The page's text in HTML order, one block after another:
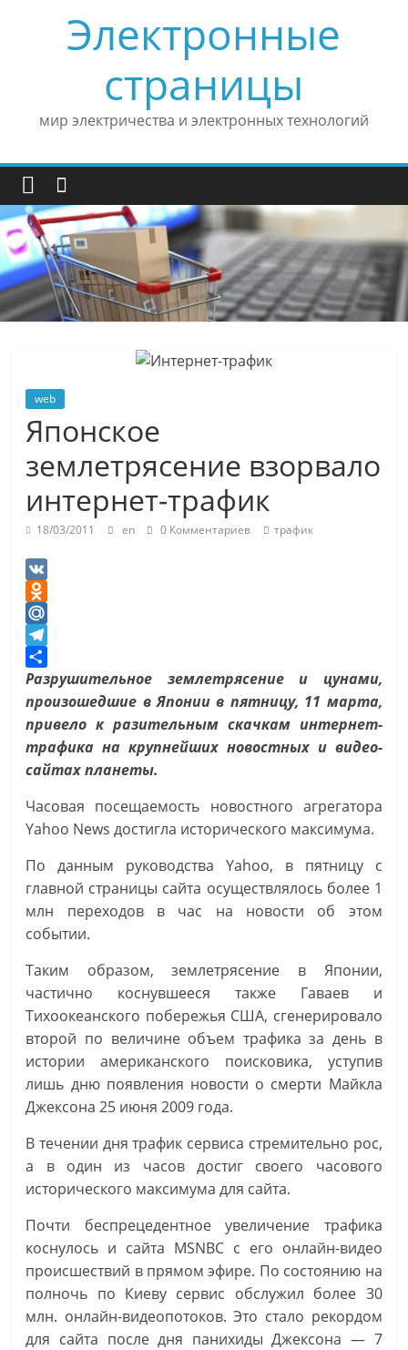
Электронные
страницы
мир электричества и электронных технологий
web
Японское
землетрясение взорвало
интернет-трафик
18/03/2011 en 0 Комментариев трафик
V
K
O
d
n
o
k
l
a
s
n
i
i
M
a
i
l
.
R
u
T
e
l
e
g
r
m
О
т
п
р
а
и
т
Разрушительное землетрясение и цунами,
произошедшие в Японии в пятницу, 11 марта,
привело к разительным скачкам интернет-
трафика на крупнейших новостных и видео-
сайтах планеты.
Часовая посещаемость новостного агрегатора
Yahoo News достигла исторического максимума.
По данным руководства Yahoo, в пятницу с
главной страницы сайта осуществлялось более 1
млн переходов в час на новости об этом
событии.
Таким образом, землетрясение в Японии,
частично коснувшееся также Гаваев и
Тихоокеанского побережья США, сгенерировало
второй по величине объем трафика за день в
истории американского поисковика, уступив
лишь дню появления новости о смерти Майкла
Джексона 25 июня 2009 года.
В течении дня трафик сервиса стремительно рос,
а в один из часов достиг своего часового
исторического максимума для сайта.
Почти беспрецедентное увеличение трафика
коснулось и сайта MSNBC с его онлайн-видео
происшествий в прямом эфире. По состоянию на
полночь по Киеву сервис обслужил более 30
млн. онлайн-видеопотоков. Это стало рекордом
для сайта после дня панихиды Джексона — 7